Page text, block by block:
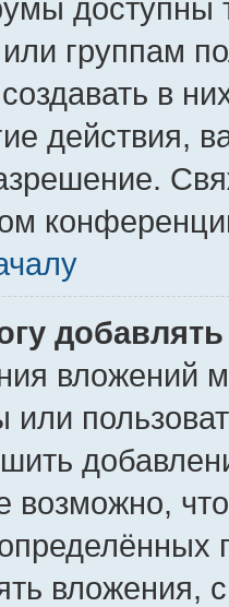
доступны
группам
в
действия,
вложений
возможно,
вложения,